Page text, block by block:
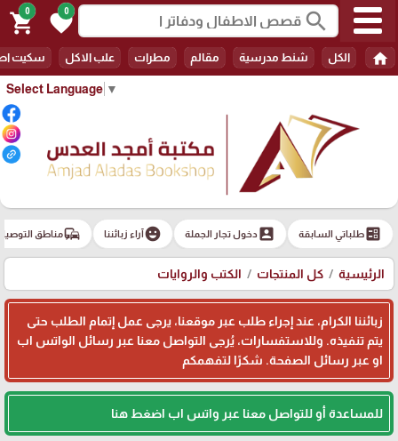
Select Language ▼
search
0
favorite
0
shopping_cart
home الكل شنط مدرسية مقالم مطرات علب الاكل سكيت
ballotطلباتي السابقة account_boxدخول تجار الجملة emoji_emotionsآراء زبائننا commuteمناطق
الرئيسية كل المنتجات الكتب والروايات
زبائننا الكرام، عند إجراء طلب عبر موقعنا، يرجى عمل إتمام الطلب حتى
يتم تنفيذه. وللاستفسارات، يُرجى التواصل معنا عبر رسائل الواتس اب
او عبر رسائل الصفحة. شكرًا لتفهمكم
للمساعدة أو للتواصل معنا عبر واتس اب اضغط هنا